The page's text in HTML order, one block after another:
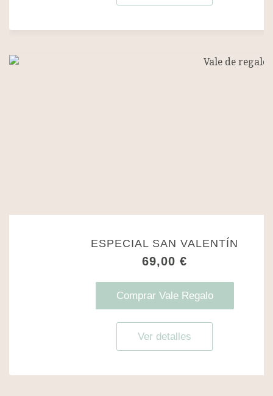
ESPECIAL SAN VALENTÍN
69,00 €
Comprar Vale Regalo
Ver detalles